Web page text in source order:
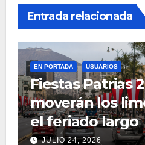
Entrada relacionada
EN PORTADA USUARIOS
Fiestas Patrias
moverán los
el feriado largo
JULIO 24, 2026